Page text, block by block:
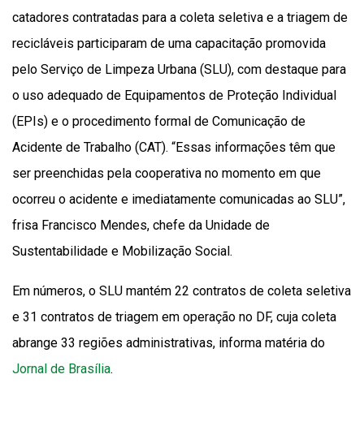
catadores contratadas para a coleta seletiva e a triagem de
recicláveis participaram de uma capacitação promovida
pelo Serviço de Limpeza Urbana (SLU), com destaque para
o uso adequado de Equipamentos de Proteção Individual
(EPIs) e o procedimento formal de Comunicação de
Acidente de Trabalho (CAT). “Essas informações têm que
ser preenchidas pela cooperativa no momento em que
ocorreu o acidente e imediatamente comunicadas ao SLU”,
frisa Francisco Mendes, chefe da Unidade de
Sustentabilidade e Mobilização Social.
Em números, o SLU mantém 22 contratos de coleta seletiva
e 31 contratos de triagem em operação no DF, cuja coleta
abrange 33 regiões administrativas, informa matéria do
Jornal de Brasília.